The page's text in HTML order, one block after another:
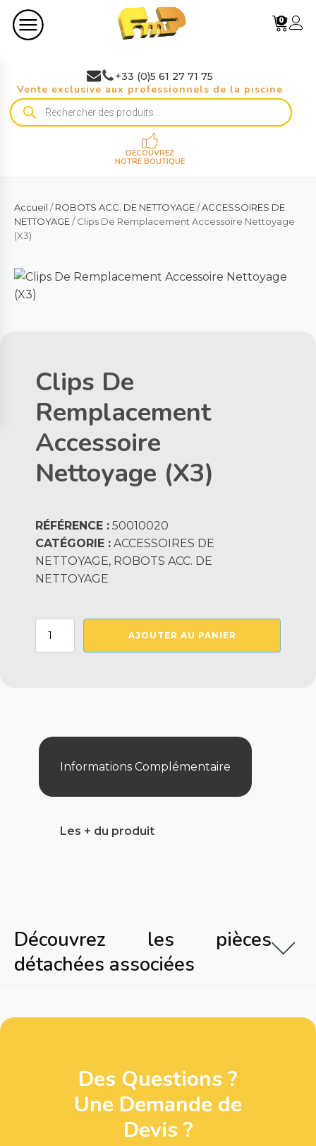
0
+33 (0)5 61 27 71 75
Vente exclusive aux professionnels de la piscine
Recherche
de
DÉCOUVREZ
NOTRE BOUTIQUE
Accueil /ROBOTS ACC. DE NETTOYAGE/ACCESSOIRES DE
NETTOYAGE/ Clips De Remplacement Accessoire Nettoyage
(X3)
Clips De
Remplacement
Accessoire
Nettoyage (X3)
RÉFÉRENCE : 50010020
CATÉGORIE : ACCESSOIRES DE
NETTOYAGE, ROBOTS ACC. DE
NETTOYAGE
quantité
AJOUTER AU PANIER
Informations Complémentaire
Les + du produit
Découvrez les pièces
détachées associées
Des Questions ?
Une Demande de
Devis ?